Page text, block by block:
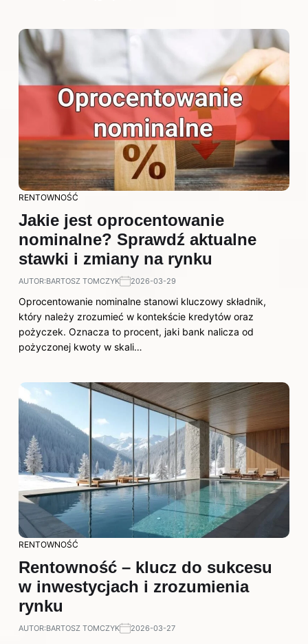
RENTOWNOŚĆ
Jakie jest oprocentowanie
nominalne? Sprawdź aktualne
stawki i zmiany na rynku
AUTOR:BARTOSZ TOMCZYK 2026-03-29
Oprocentowanie nominalne stanowi kluczowy składnik,
który należy zrozumieć w kontekście kredytów oraz
pożyczek. Oznacza to procent, jaki bank nalicza od
pożyczonej kwoty w skali…
RENTOWNOŚĆ
Rentowność – klucz do sukcesu
w inwestycjach i zrozumienia
rynku
AUTOR:BARTOSZ TOMCZYK 2026-03-27